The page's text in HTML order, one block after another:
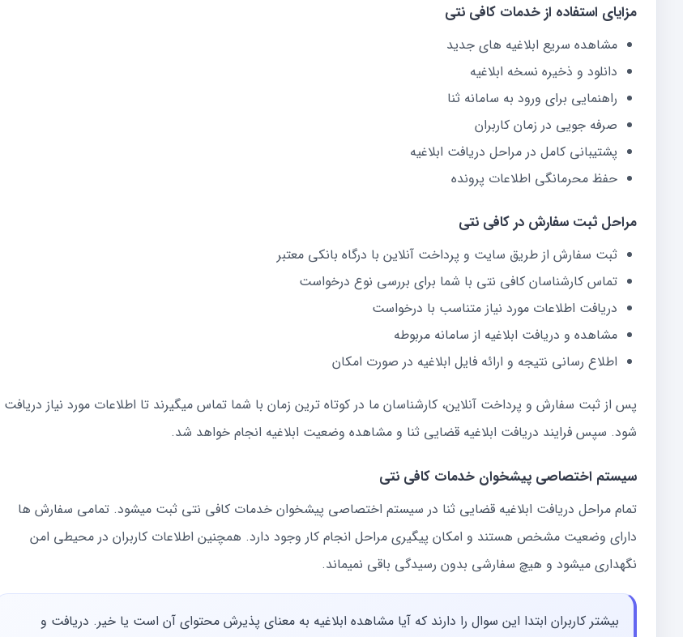
مزایای استفاده از خدمات کافی نتی
مشاهده سریع ابلاغیه های جدید
دانلود و ذخیره نسخه ابلاغیه
راهنمایی برای ورود به سامانه ثنا
صرفه جویی در زمان کاربران
پشتیبانی کامل در مراحل دریافت ابلاغیه
حفظ محرمانگی اطلاعات پرونده
مراحل ثبت سفارش در کافی نتی
ثبت سفارش از طریق سایت و پرداخت آنلاین با درگاه بانکی معتبر
تماس کارشناسان کافی نتی با شما برای بررسی نوع درخواست
دریافت اطلاعات مورد نیاز متناسب با درخواست
مشاهده و دریافت ابلاغیه از سامانه مربوطه
اطلاع رسانی نتیجه و ارائه فایل ابلاغیه در صورت امکان
پس از ثبت سفارش و پرداخت آنلاین، کارشناسان ما در کوتاه ترین زمان با شما تماس میگیرند تا اطلاعات مورد نیاز دریافت
شود. سپس فرایند دریافت ابلاغیه قضایی ثنا و مشاهده وضعیت ابلاغیه انجام خواهد شد.
سیستم اختصاصی پیشخوان خدمات کافی نتی
تمام مراحل دریافت ابلاغیه قضایی ثنا در سیستم اختصاصی پیشخوان خدمات کافی نتی ثبت میشود. تمامی سفارش ها
دارای وضعیت مشخص هستند و امکان پیگیری مراحل انجام کار وجود دارد. همچنین اطلاعات کاربران در محیطی امن
نگهداری میشود و هیچ سفارشی بدون رسیدگی باقی نمیماند.
بیشتر کاربران ابتدا این سوال را دارند که آیا مشاهده ابلاغیه به معنای پذیرش محتوای آن است یا خیر. دریافت و